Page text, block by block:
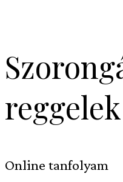
reggelek
Online tanfolyam